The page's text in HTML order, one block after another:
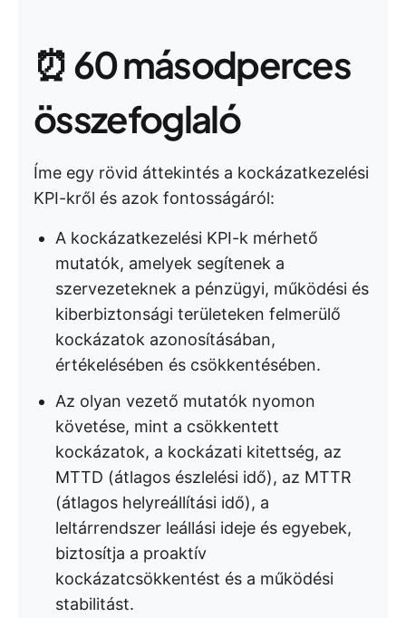
⏰ 60 másodperces
összefoglaló
Íme egy rövid áttekintés a kockázatkezelési
KPI-kről és azok fontosságáról:
A kockázatkezelési KPI-k mérhető
mutatók, amelyek segítenek a
szervezeteknek a pénzügyi, működési és
kiberbiztonsági területeken felmerülő
kockázatok azonosításában,
értékelésében és csökkentésében.
Az olyan vezető mutatók nyomon
követése, mint a csökkentett
kockázatok, a kockázati kitettség, az
MTTD (átlagos észlelési idő), az MTTR
(átlagos helyreállítási idő), a
leltárrendszer leállási ideje és egyebek,
biztosítja a proaktív
kockázatcsökkentést és a működési
stabilitást.